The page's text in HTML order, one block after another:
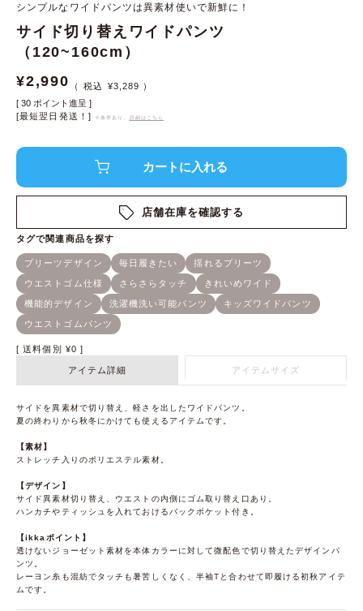
シンプルなワイドパンツは異素材使いで新鮮に！
サイド切り替えワイドパンツ
（120~160cm）
¥2,990 ¥3,289
[ 30 ポイント進呈 ]
[最短翌日発送！]
※条件あり、 詳細はこちら
店舗在庫を確認する
送料個別 ¥0
アイテム詳細 アイテムサイズ
サイドを異素材で切り替え、軽さを出したワイドパンツ。
夏の終わりから秋冬にかけても使えるアイテムです。
【素材】
ストレッチ入りのポリエステル素材。
【デザイン】
サイド異素材切り替え、ウエストの内側にゴム取り替え口あり。
ハンカチやティッシュを入れておけるバックポケット付き。
【ikkaポイント】
透けないジョーゼット素材を本体カラーに対して微配色で切り替えたデザインパ
ンツ。
レーヨン糸も混紡でタッチも暑苦しくなく、半袖Tと合わせて即履ける初秋アイテ
ムです。